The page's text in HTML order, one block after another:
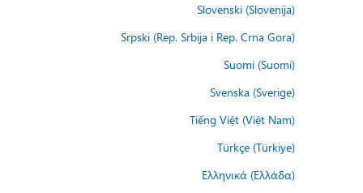
Slovenski (Slovenija)
Srpski (Rep. Srbija i Rep. Crna Gora)
Suomi (Suomi)
Svenska (Sverige)
Tiếng Việt (Việt Nam)
Türkçe (Türkiye)
Ελληνικά (Ελλάδα)